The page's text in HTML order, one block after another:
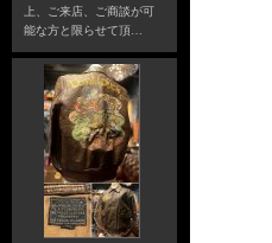
上、ご来店、ご商談が可
能な方と限らせて頂…